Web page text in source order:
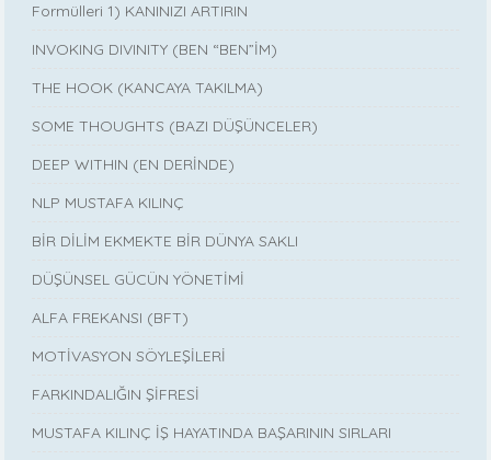
Formülleri 1) KANINIZI ARTIRIN
INVOKING DIVINITY (BEN “BEN”İM)
THE HOOK (KANCAYA TAKILMA)
SOME THOUGHTS (BAZI DÜŞÜNCELER)
DEEP WITHIN (EN DERİNDE)
NLP MUSTAFA KILINÇ
BİR DİLİM EKMEKTE BİR DÜNYA SAKLI
DÜŞÜNSEL GÜCÜN YÖNETİMİ
ALFA FREKANSI (BFT)
MOTİVASYON SÖYLEŞİLERİ
FARKINDALIĞIN ŞİFRESİ
MUSTAFA KILINÇ İŞ HAYATINDA BAŞARININ SIRLARI